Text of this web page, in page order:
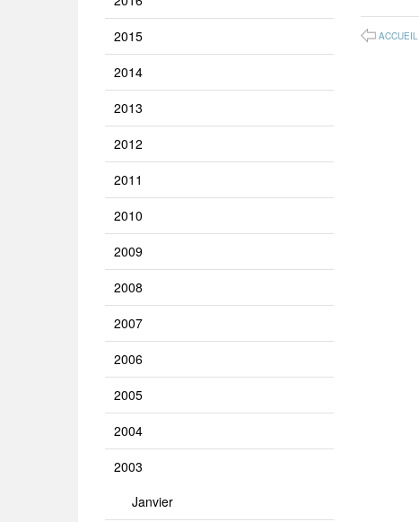
2015
2014
2013
2012
2011
2010
2009
2008
2007
2006
2005
2004
2003
Janvier
ACCUEIL